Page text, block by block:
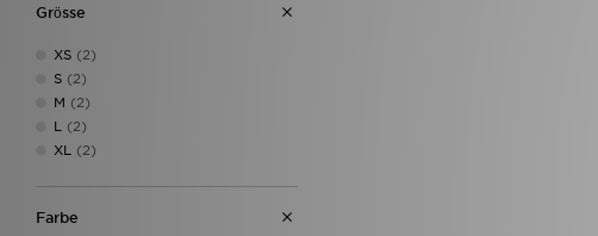
Reebok
Under Armour
Unlike Humans
Von Dutch
Grӧsse
XS (2)
S (2)
M (2)
L
(2)
XL
(2)
Farbe